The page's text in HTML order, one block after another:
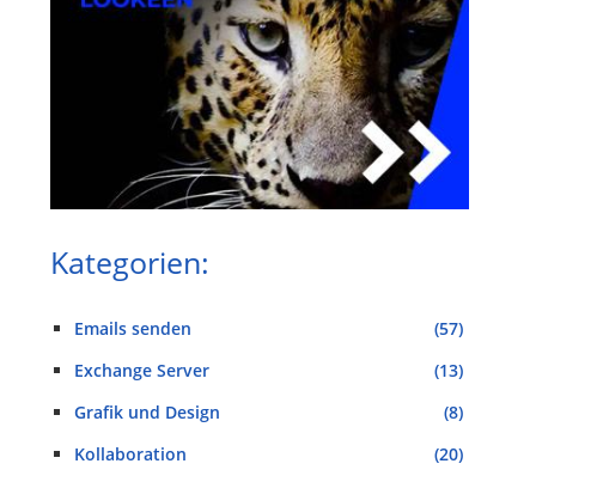
Kategorien:
Emails senden
(57)
Exchange Server
(13)
Grafik und Design
(8)
Kollaboration
(20)